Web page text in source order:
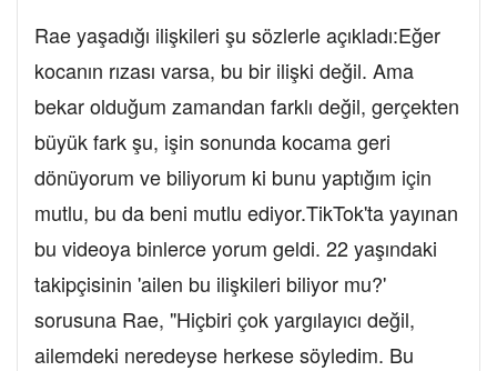
Rae yaşadığı ilişkileri şu sözlerle açıkladı:Eğer
kocanın rızası varsa, bu bir ilişki değil. Ama
bekar olduğum zamandan farklı değil, gerçekten
büyük fark şu, işin sonunda kocama geri
dönüyorum ve biliyorum ki bunu yaptığım için
mutlu, bu da beni mutlu ediyor.TikTok'ta yayınan
bu videoya binlerce yorum geldi. 22 yaşındaki
takipçisinin 'ailen bu ilişkileri biliyor mu?'
sorusuna Rae, "Hiçbiri çok yargılayıcı değil,
ailemdeki neredeyse herkese söyledim. Bu